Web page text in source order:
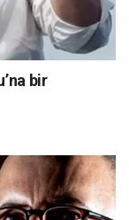
bir